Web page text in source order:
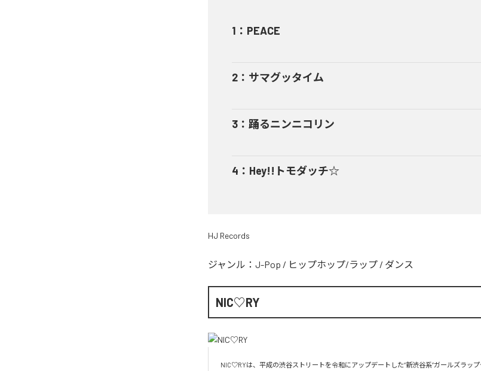
1 ： PEACE
2 ： サマグッタイム
3 ： 踊るニンニコリン
4 ： Hey!!トモダッチ☆
HJ Records
ジャンル： J-Pop / ヒップホップ/ラップ / ダンス
NIC♡RY
NIC♡RYは、平成の渋谷ストリートを令和にアップデートした“新渋谷系”ガールズラッ